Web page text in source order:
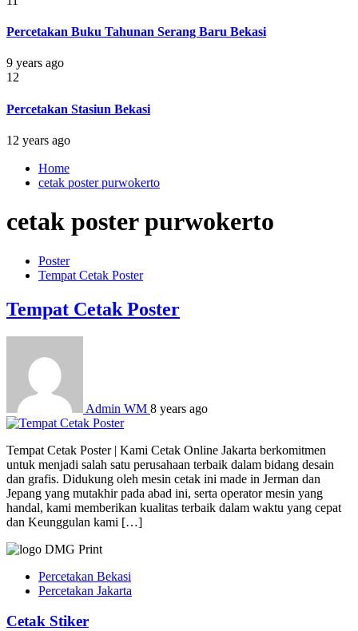
Percetakan Buku Tahunan Serang Baru Bekasi
9 years ago
12
Percetakan Stasiun Bekasi
12 years ago
Home
cetak poster purwokerto
cetak poster purwokerto
Poster
Tempat Cetak Poster
Tempat Cetak Poster
Admin WM 8 years ago
Tempat Cetak Poster | Kami Cetak Online Jakarta berkomitmen
untuk menjadi salah satu perusahaan terbaik dalam bidang desain
dan grafis. Didukung oleh mesin cetak ini made in Jerman dan
Jepang yang mutakhir pada abad ini, serta operator mesin yang
handal, kami memberikan kualitas terbaik dalam waktu yang cepat
dan Keunggulan kami […]
Percetakan Bekasi
Percetakan Jakarta
Cetak Stiker